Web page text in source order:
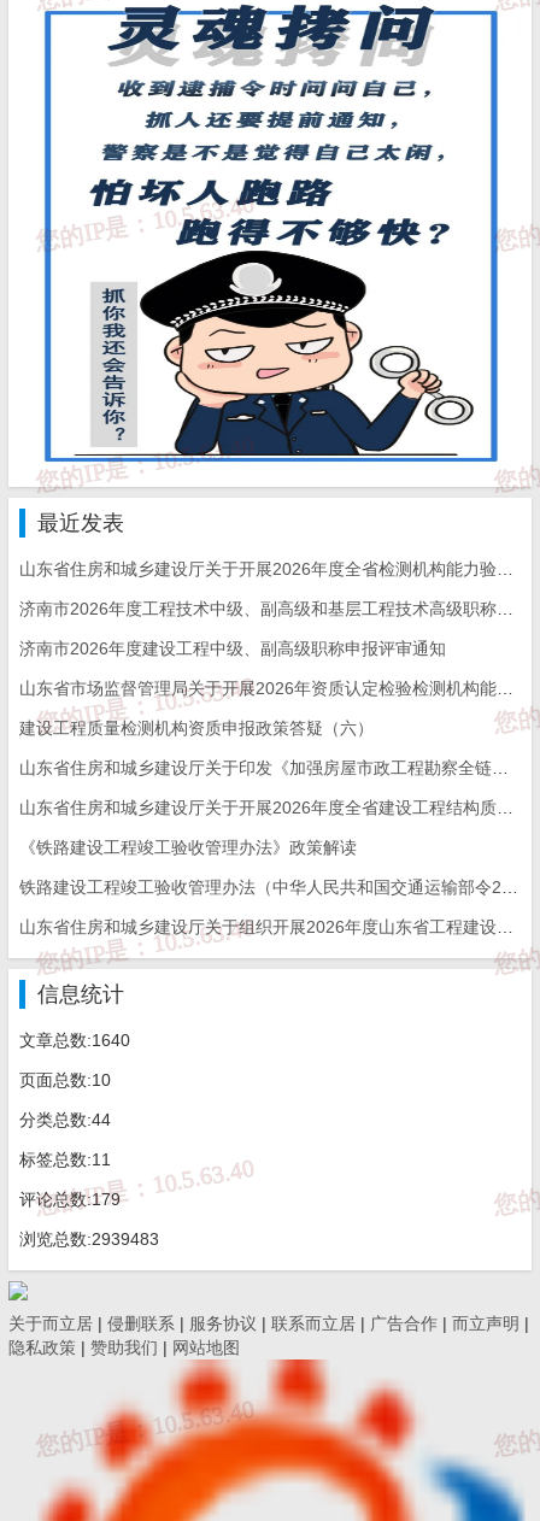
最近发表
山东省住房和城乡建设厅关于开展2026年度全省检测机构能力验证工作的通知
济南市2026年度工程技术中级、副高级和基层工程技术高级职称申报评审的通知
济南市2026年度建设工程中级、副高级职称申报评审通知
山东省市场监督管理局关于开展2026年资质认定检验检测机构能力验证工作的通知
建设工程质量检测机构资质申报政策答疑（六）
山东省住房和城乡建设厅关于印发《加强房屋市政工程勘察全链条管理实施方案》的通知
山东省住房和城乡建设厅关于开展2026年度全省建设工程结构质量评价工作的通知
《铁路建设工程竣工验收管理办法》政策解读
铁路建设工程竣工验收管理办法（中华人民共和国交通运输部令2026年第12号）
山东省住房和城乡建设厅关于组织开展2026年度山东省工程建设泰山杯奖申报工作的通知
信息统计
文章总数:1640
页面总数:10
分类总数:44
标签总数:11
评论总数:179
浏览总数:2939483
关于而立居 | 侵删联系 | 服务协议 | 联系而立居 | 广告合作 | 而立声明 |
隐私政策 | 赞助我们 | 网站地图